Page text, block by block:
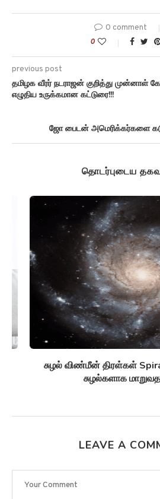
0 comment
0
previous post
தமிழக வீரர் நடராஜன் குறித்து முன்னாள்
எழுதிய உருக்கமான கட்டுரை!!!
ஜோ பைடன் அமெரிக்கர்களை
தொடர்புடைய
சுழல் விண்மீன் திரள்கள்
சுழல்களாக